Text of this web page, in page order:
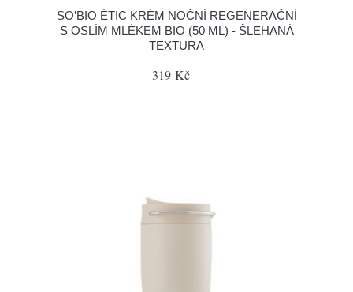
SO’BIO ÉTIC KRÉM NOČNÍ REGENERAČNÍ
S OSLÍM MLÉKEM BIO (50 ML) - ŠLEHANÁ
TEXTURA
319 Kč